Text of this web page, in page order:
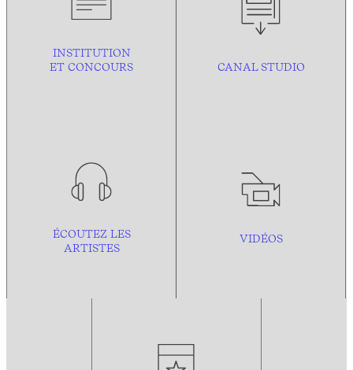
INSTITUTION
ET CONCOURS
CANAL STUDIO
ÉCOUTEZ LES
ARTISTES
VIDÉOS